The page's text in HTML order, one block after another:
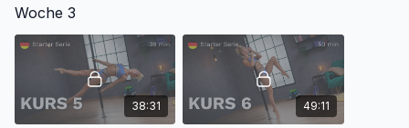
mit einem Back Spin, dem
Knee Hook Back.
wird wieder fleißig
wiederholt.
Woche 3
38:31 49:11